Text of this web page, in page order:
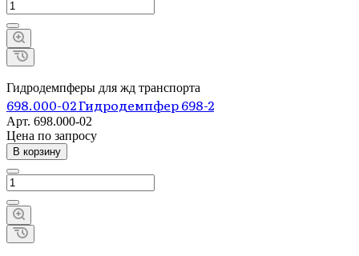
Гидродемпферы для жд транспорта
698.000-02 Гидродемпфер 698-2
Арт. 698.000-02
Цена по запросу
В корзину